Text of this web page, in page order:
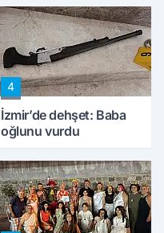
peynircilerimizi de
kıskaca aldı, müdahale
ettik'
4
İzmir’de dehşet: Baba
oğlunu vurdu